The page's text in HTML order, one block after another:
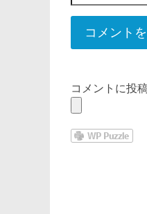
コメントに投